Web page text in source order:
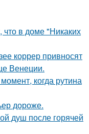
что в доме "Никаких
коррер привносят
Венеции.
когда рутина
дороже.
душ после горячей